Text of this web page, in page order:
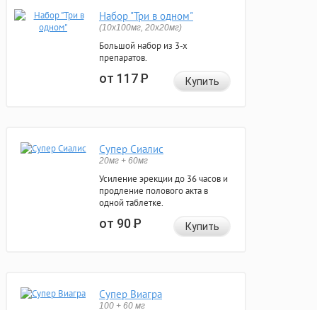
Набор "Три в одном"
(10x100мг, 20x20мг)
Большой набор из 3-х
препаратов.
от 117Р Купить
Супер Сиалис
20мг + 60мг
Усиление эрекции до 36 часов и
продление полового акта в
одной таблетке.
от 90Р Купить
Супер Виагра
100 + 60 мг